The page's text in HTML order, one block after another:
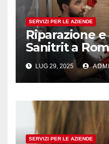
SERVIZI PER LE AZIENDE
Riparazione
Sanitrit a
assistenza di
Idraulico
LUG 29, 2025
SERVIZI PER LE AZIENDE